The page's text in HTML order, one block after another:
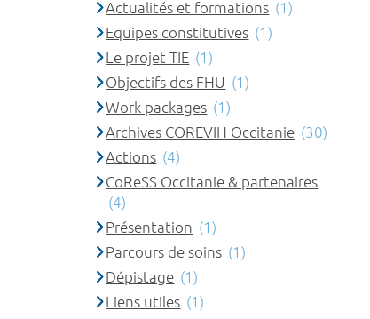
Actualités et formations (1)
Equipes constitutives (1)
Le projet TIE (1)
Objectifs des FHU (1)
Work packages (1)
Archives COREVIH Occitanie (30)
Actions (4)
CoReSS Occitanie & partenaires
(4)
Présentation (1)
Parcours de soins (1)
Dépistage (1)
Liens utiles (1)